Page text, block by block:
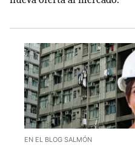
EN EL BLOG SALMÓN